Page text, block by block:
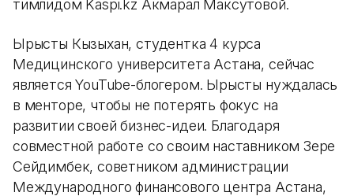
тимлидом Kaspi.kz Акмарал Максутовой.
Ырысты Кызыхан, студентка 4 курса
Медицинского университета Астана, сейчас
является YouTube-блогером. Ырысты нуждалась
в менторе, чтобы не потерять фокус на
развитии своей бизнес-идеи. Благодаря
совместной работе со своим наставником Зере
Сейдимбек, советником администрации
Международного финансового центра Астана,